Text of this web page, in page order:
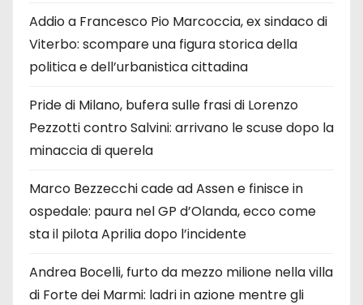
Addio a Francesco Pio Marcoccia, ex sindaco di
Viterbo: scompare una figura storica della
politica e dell’urbanistica cittadina
Pride di Milano, bufera sulle frasi di Lorenzo
Pezzotti contro Salvini: arrivano le scuse dopo la
minaccia di querela
Marco Bezzecchi cade ad Assen e finisce in
ospedale: paura nel GP d’Olanda, ecco come
sta il pilota Aprilia dopo l’incidente
Andrea Bocelli, furto da mezzo milione nella villa
di Forte dei Marmi: ladri in azione mentre gli